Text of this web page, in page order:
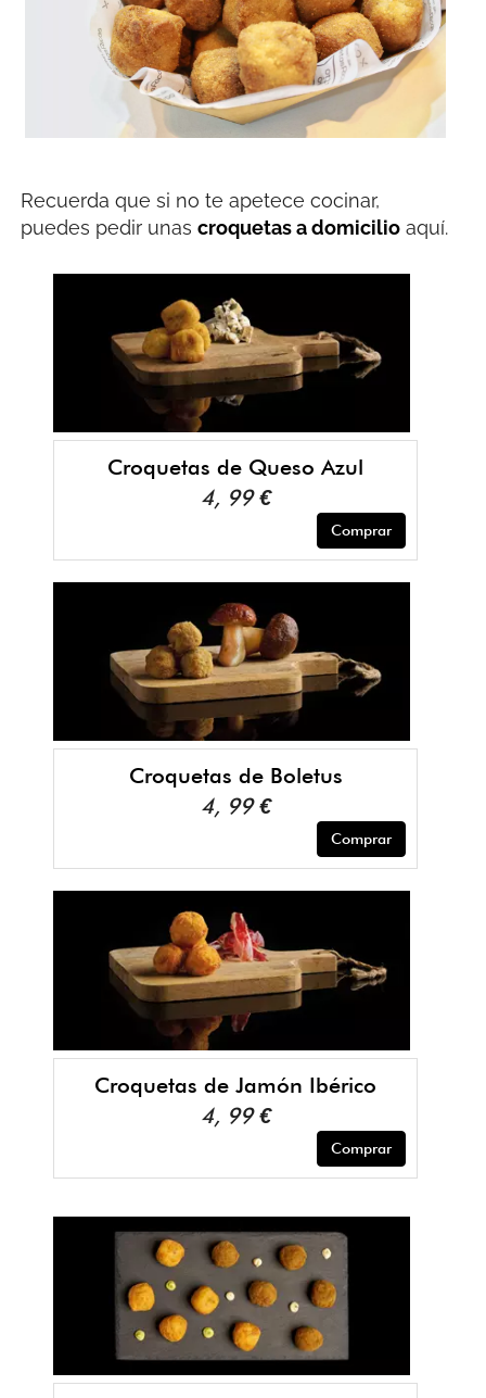
Recuerda que si no te apetece cocinar,
puedes pedir unascroquetas a domicilio aquí.
Croquetas de Queso Azul
4, 99 €
Comprar
Croquetas de Boletus
4, 99 €
Comprar
Croquetas de Jamón Ibérico
4, 99 €
Comprar